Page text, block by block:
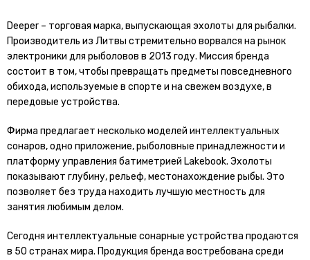
Deeper – торговая марка, выпускающая эхолоты для рыбалки.
Производитель из Литвы стремительно ворвался на рынок
электроники для рыболовов в 2013 году. Миссия бренда
состоит в том, чтобы превращать предметы повседневного
обихода, используемые в спорте и на свежем воздухе, в
передовые устройства.
Фирма предлагает несколько моделей интеллектуальных
сонаров, одно приложение, рыболовные принадлежности и
платформу управления батиметрией Lakebook. Эхолоты
показывают глубину, рельеф, местонахождение рыбы. Это
позволяет без труда находить лучшую местность для
занятия любимым делом.
Сегодня интеллектуальные сонарные устройства продаются
в 50 странах мира. Продукция бренда востребована среди